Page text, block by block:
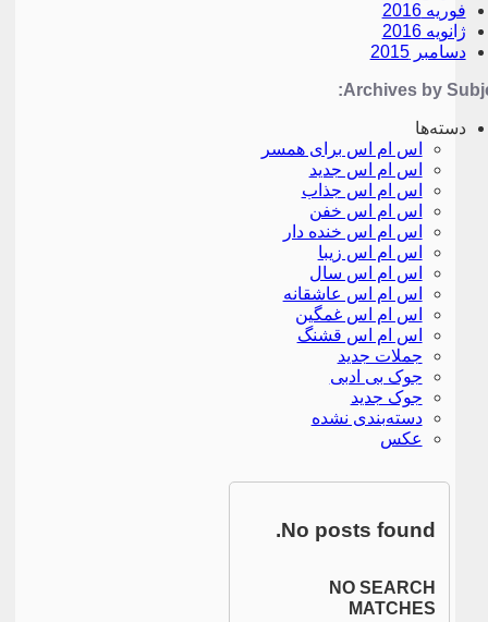
فوریه 2016
ژانویه 2016
دسامبر 2015
Archives by
دسته‌ها
اس ام اس برای همسر
اس ام اس جدید
اس ام اس جذاب
اس ام اس خفن
اس ام اس خنده دار
اس ام اس زیبا
اس ام اس سال
اس ام اس عاشقانه
اس ام اس غمگین
اس ام اس قشنگ
جملات جدید
جوک بی ادبی
جوک جدید
دسته‌بندی نشده
عکس
No posts found.
NO SEARCH
MATCHES